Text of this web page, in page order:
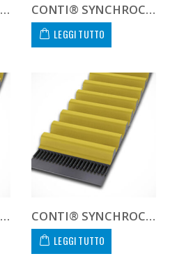
CONTI® SYNCHROCHAIN CARBON CTD 14M 1568 20 C CONTI® SYNCHROCHAIN CARBON CTD 14M 1568 37 C
LEGGI TUTTO
CONTI® SYNCHROCHAIN CARBON CTD 14M 1568 68 C CONTI® SYNCHROCHAIN CARBON CTD 14M 1568 90 C
LEGGI TUTTO